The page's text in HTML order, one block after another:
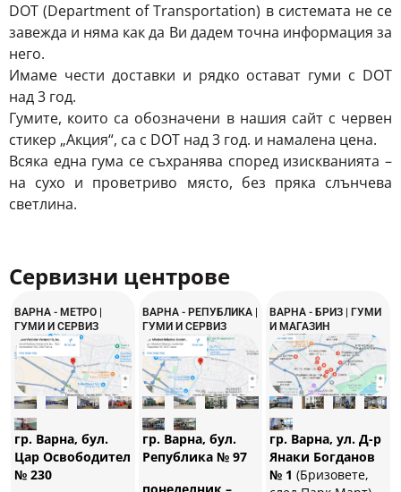
DOT (Department of Transportation) в системата не се
завежда и няма как да Ви дадем точна информация за
него.
Имаме чести доставки и рядко остават гуми с DOT
над 3 год.
Гумите, които са обозначени в нашия сайт с червен
стикер „Акция“, са с DOT над 3 год. и намалена цена.
Всяка една гума се съхранява според изискванията –
на сухо и проветриво място, без пряка слънчева
светлина.
Сервизни центрове
ВАРНА - МЕТРО |
ГУМИ И СЕРВИЗ
гр. Варна, бул.
Цар Освободител
№ 230
ВАРНА - РЕПУБЛИКА |
ГУМИ И СЕРВИЗ
гр. Варна, бул.
Република № 97
ВАРНА - БРИЗ | ГУМИ
И МАГАЗИН
гр. Варна, ул. Д-р
Янаки Богданов
№ 1 (Бризовете,